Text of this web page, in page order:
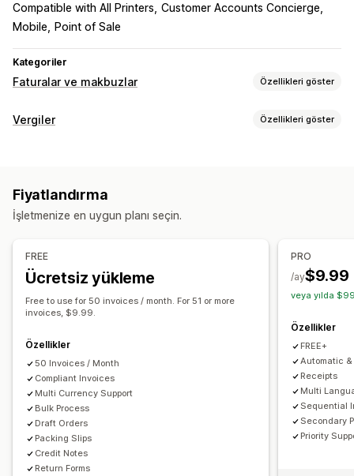
Compatible with All Printers Customer Accounts Concierge
Mobile
Point of Sale
Kategoriler
Faturalar ve makbuzlar Özellikleri göster
Belge türleri
Özelleştirme
Gönderen e-postası
Barkodlar
Logolar
Çoklu para birimi
Dosya yönetimi
Toplu indirme
E-posta otomasyonu
PDF oluşturma
Veri güvenliği
Ardışık numaralandırma
Vergiler Özellikleri göster
Vergi hesaplama
Raporlama ve dosyalama
Eyaletler arası vergi beyanı SST beyanı
Yerel vergi beyannameleri
Fiyatlandırma
İşletmenize en uygun planı seçin.
FREE
Ücretsiz yükleme
Free to use for 50 invoices / month. For 51 or more
invoices, $9.99.
Özellikler
50 Invoices / Month
Compliant Invoices
Multi Currency Support
Bulk Process
Draft Orders
Packing Slips
Credit Notes
Return Forms
PRO
$9.99
/ay
veya yılda
Özellikler
FREE+
Automatic
Receipts
Multi
Sequential
Secondary
Priority